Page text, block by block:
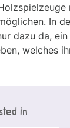
In
dazu da,
welches
in